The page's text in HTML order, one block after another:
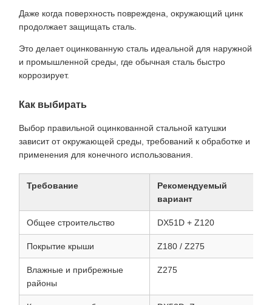
Даже когда поверхность повреждена, окружающий цинк
продолжает защищать сталь.
Это делает оцинкованную сталь идеальной для наружной
и промышленной среды, где обычная сталь быстро
коррозирует.
Как выбирать
Выбор правильной оцинкованной стальной катушки
зависит от окружающей среды, требований к обработке и
применения для конечного использования.
Требование
Рекомендуемый
вариант
Общее строительство DX51D + Z120
Покрытие крыши Z180 / Z275
Влажные и прибрежные
районы
Z275